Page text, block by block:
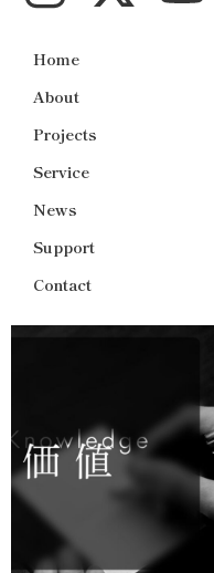
Home
About
Projects
Service
News
Support
Contact
CLICK!!